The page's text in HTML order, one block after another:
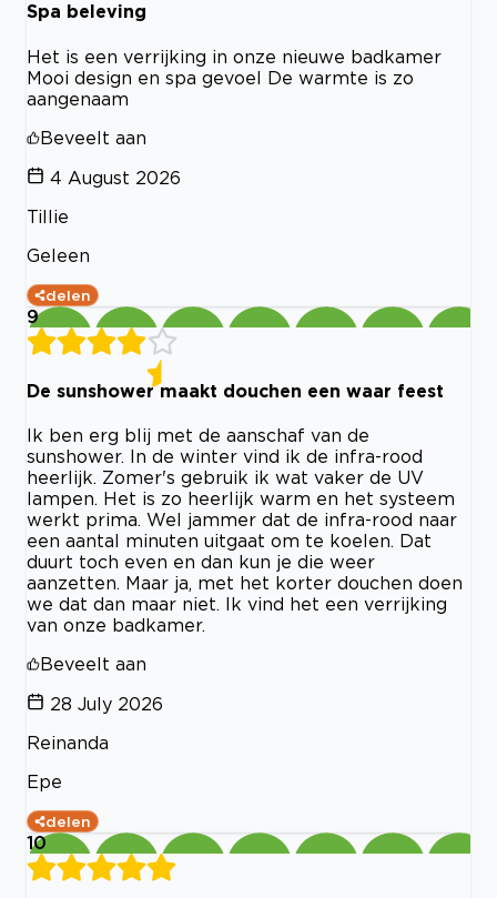
Spa beleving
Het is een verrijking in onze nieuwe badkamer
Mooi design en spa gevoel De warmte is zo
aangenaam
Beveelt aan
4 August 2026
Tillie
Geleen
delen
9
De sunshower maakt douchen een waar feest
Ik ben erg blij met de aanschaf van de
sunshower. In de winter vind ik de infra-rood
heerlijk. Zomer's gebruik ik wat vaker de UV
lampen. Het is zo heerlijk warm en het systeem
werkt prima. Wel jammer dat de infra-rood naar
een aantal minuten uitgaat om te koelen. Dat
duurt toch even en dan kun je die weer
aanzetten. Maar ja, met het korter douchen doen
we dat dan maar niet. Ik vind het een verrijking
van onze badkamer.
Beveelt aan
28 July 2026
Reinanda
Epe
delen
10